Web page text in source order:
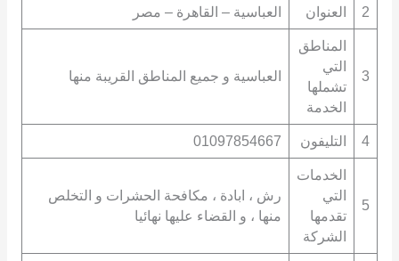
2 العنوان العباسية – القاهرة – مصر
3
المناطق
التي
تشملها
الخدمة
العباسية و جميع المناطق القريبة منها
4 التليفون 01097854667
5
الخدمات
التي
تقدمها
الشركة
رش ، ابادة ، مكافحة الحشرات و التخلص
منها ، و القضاء عليها نهائيا